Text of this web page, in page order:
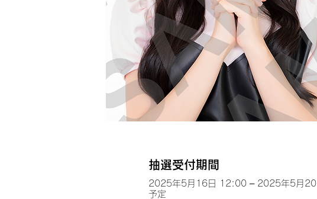
抽選受付期間
2025年5月16日 12:00 – 2025年5月
予定